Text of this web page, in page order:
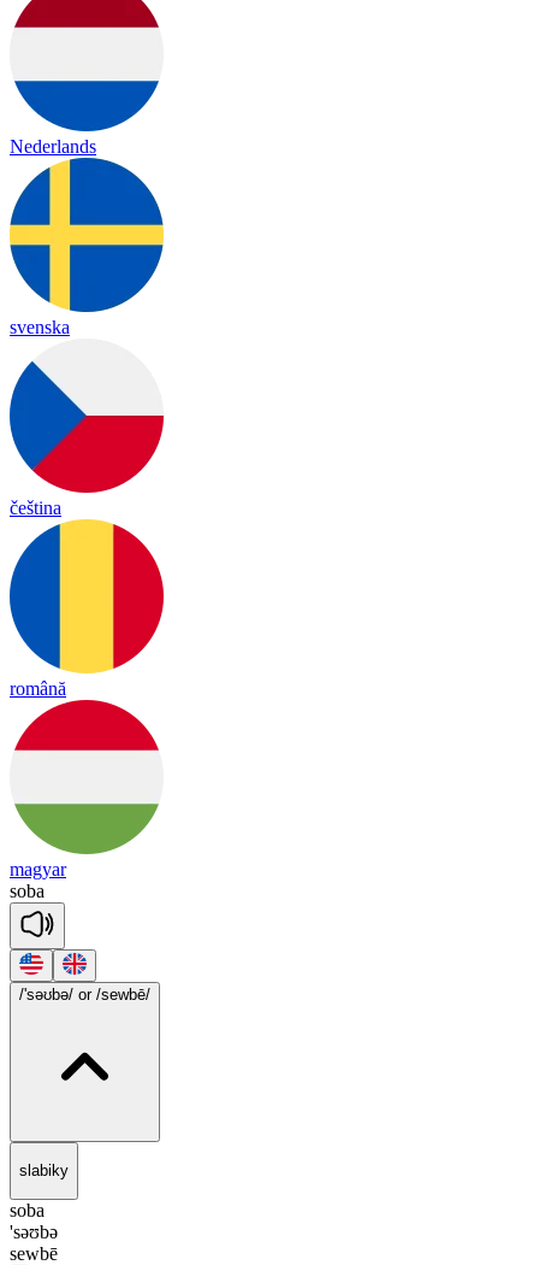
Nederlands
svenska
čeština
română
magyar
soba
/'səʊbə/ or /sewbē/
slabiky
soba
'səʊbə
sewbē